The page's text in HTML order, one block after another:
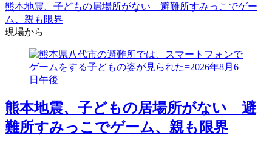
熊本地震、子どもの居場所がない 避難所すみっこでゲー
ム、親も限界
現場から
熊本地震、子どもの居場所がない 避
難所すみっこでゲーム、親も限界